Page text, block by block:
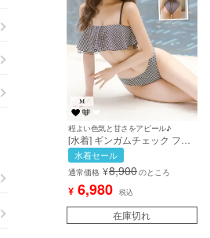
程よい色気と甘さをアピール♪
[水着] ギンガムチェック フリ
ル モノキニ バックレースアッ
プ ワンピース ドット柄チュー
ル ブラック 黒 フレンチガー
リー ビキニ (せいせい着用)
[tk-swsq19003a]
水着セール
通常価格 ¥8,900のところ
¥ 6,980 税込
在庫切れ